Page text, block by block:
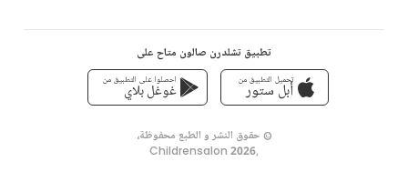
تطبيق تشلدرن صالون متاح على
تحميل التطبيق من
أبل ستور
احصلوا على التطبيق من
غوغل بلاي
© حقوق النشر و الطبع محفوظة،
,
Childrensalon 2026